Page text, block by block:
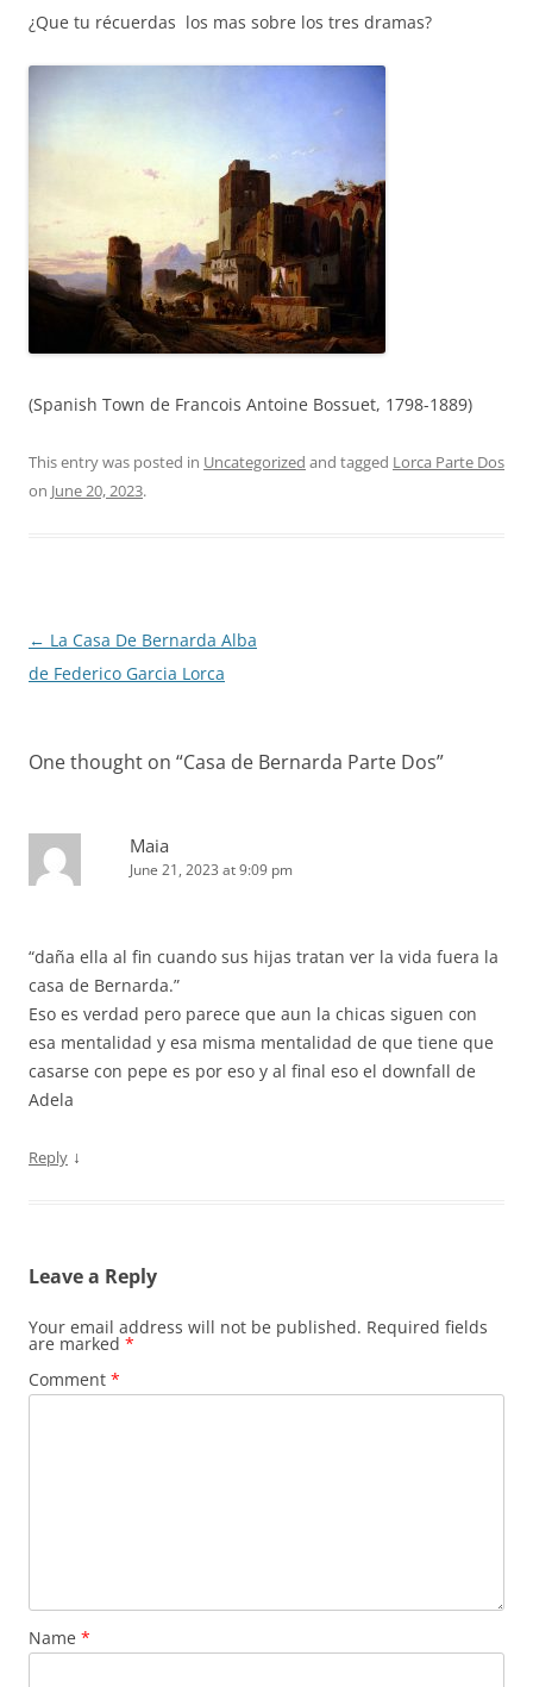
¿Que tu récuerdas los mas sobre los tres dramas?
(Spanish Town de Francois Antoine Bossuet, 1798-1889)
This entry was posted in Uncategorized and tagged Lorca Parte Dos
on June 20, 2023.
Post
navigation
← La Casa De Bernarda Alba
de Federico Garcia Lorca
One thought on “Casa de Bernarda Parte Dos”
Maia
June 21, 2023 at 9:09 pm
“daña ella al fin cuando sus hijas tratan ver la vida fuera la
casa de Bernarda.”
Eso es verdad pero parece que aun la chicas siguen con
esa mentalidad y esa misma mentalidad de que tiene que
casarse con pepe es por eso y al final eso el downfall de
Adela
Reply ↓
Leave a Reply
Your email address will not be published. Required fields
are marked *
Comment *
Name *